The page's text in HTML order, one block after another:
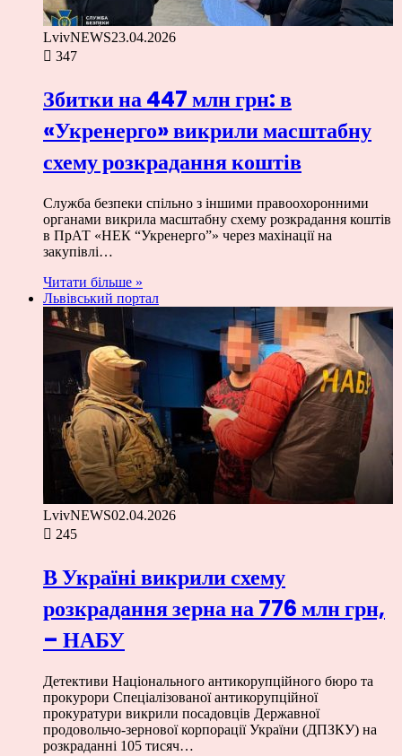
LvivNEWS23.04.2026
347
Збитки на 447 млн грн: в
«Укренерго» викрили масштабну
схему розкрадання коштів
Служба безпеки спільно з іншими правоохоронними
органами викрила масштабну схему розкрадання коштів
в ПрАТ «НЕК “Укренерго”» через махінації на
закупівлі…
Читати більше »
Львівський портал
LvivNEWS02.04.2026
245
В Україні викрили схему
розкрадання зерна на 776 млн грн,
– НАБУ
Детективи Національного антикорупційного бюро та
прокурори Спеціалізованої антикорупційної
прокуратури викрили посадовців Державної
продовольчо-зернової корпорації України (ДПЗКУ) на
розкраданні 105 тисяч…